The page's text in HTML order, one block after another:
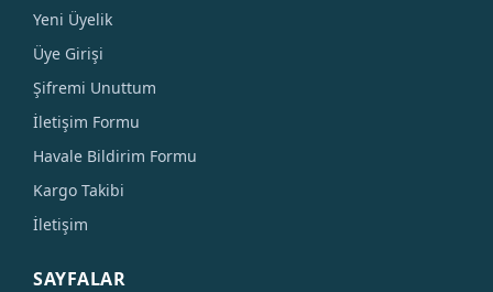
Yeni Üyelik
Üye Girişi
Şifremi Unuttum
İletişim Formu
Havale Bildirim Formu
Kargo Takibi
İletişim
SAYFALAR